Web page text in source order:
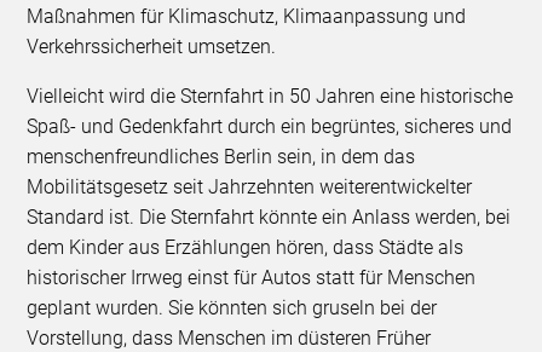
Maßnahmen für Klimaschutz, Klimaanpassung und
Verkehrssicherheit umsetzen.
Vielleicht wird die Sternfahrt in 50 Jahren eine historische
Spaß- und Gedenkfahrt durch ein begrüntes, sicheres und
menschenfreundliches Berlin sein, in dem das
Mobilitätsgesetz seit Jahrzehnten weiterentwickelter
Standard ist. Die Sternfahrt könnte ein Anlass werden, bei
dem Kinder aus Erzählungen hören, dass Städte als
historischer Irrweg einst für Autos statt für Menschen
geplant wurden. Sie könnten sich gruseln bei der
Vorstellung, dass Menschen im düsteren Früher